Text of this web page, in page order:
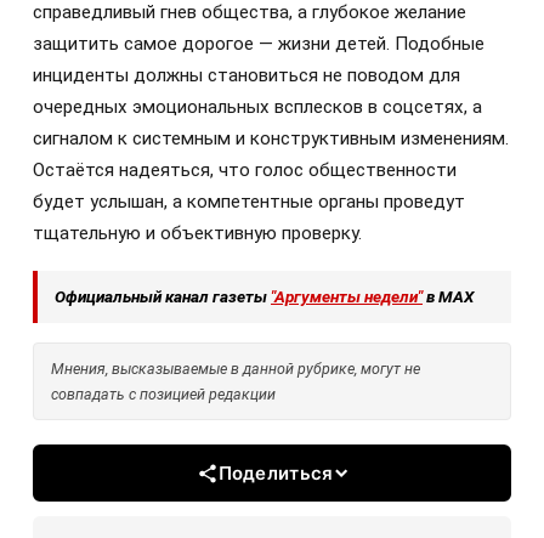
справедливый гнев общества, а глубокое желание
защитить самое дорогое — жизни детей. Подобные
инциденты должны становиться не поводом для
очередных эмоциональных всплесков в соцсетях, а
сигналом к системным и конструктивным изменениям.
Остаётся надеяться, что голос общественности
будет услышан, а компетентные органы проведут
тщательную и объективную проверку.
Официальный канал газеты"Аргументы недели"в МАХ
Мнения, высказываемые в данной рубрике, могут не
совпадать с позицией редакции
Поделиться